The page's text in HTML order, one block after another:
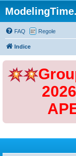
FAQ Regole
Indice